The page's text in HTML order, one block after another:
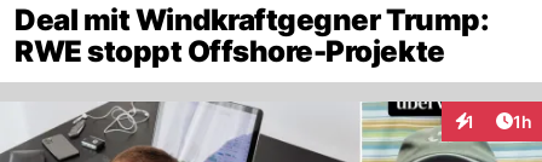
Deal mit Windkraftgegner Trump:
RWE stoppt Offshore-Projekte
1 1h